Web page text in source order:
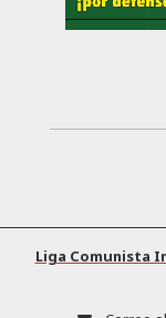
Liga Comunista